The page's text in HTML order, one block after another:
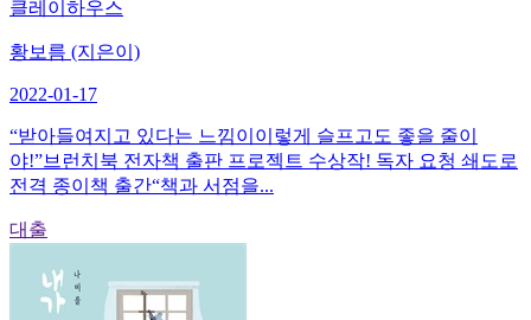
클레이하우스
황보름 (지은이)
2022-01-17
“받아들여지고 있다는 느낌이이렇게 슬프고도 좋을 줄이
야!”브런치북 전자책 출판 프로젝트 수상작! 독자 요청 쇄도로
전격 종이책 출간“책과 서점을...
대출